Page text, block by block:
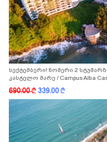
სექტემბერი! ნომერი 2
კასტელო მარე / Campus Alba
690.00k 339.00k